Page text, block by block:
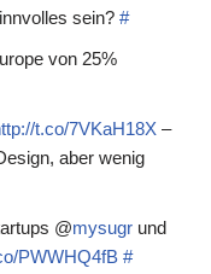
sein? #
von 25%
t.co/7VKaH18X –
aber wenig
@mysugr und
PWWHQ4fB #